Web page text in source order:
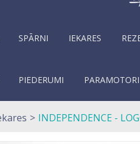
SPĀRNI IEKARES
PIEDERUMI PARAMOTORI
> INDEPENDENCE -